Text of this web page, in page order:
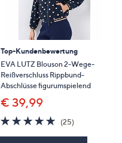
Top-Kundenbewertung
EVA LUTZ Blouson 2-Wege-
Reißverschluss Rippbund-
Abschlüsse figurumspielend
€ 39,99
4.7
von
(25)25